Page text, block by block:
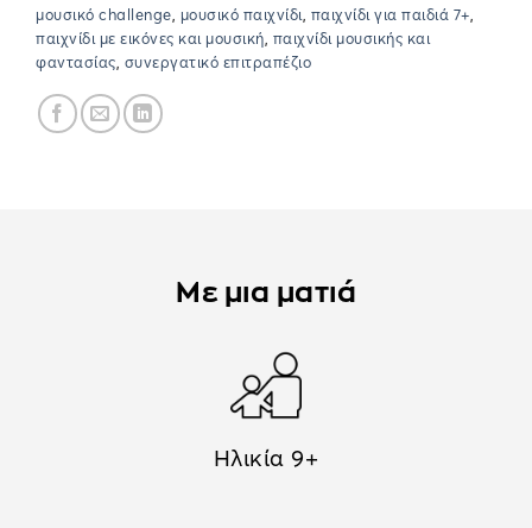
μουσικό challenge μουσικό παιχνίδι παιχνίδι για παιδιά 7+
παιχνίδι με εικόνες και μουσική παιχνίδι μουσικής και
φαντασίας συνεργατικό επιτραπέζιο
Με μια ματιά
Ηλικία 9+